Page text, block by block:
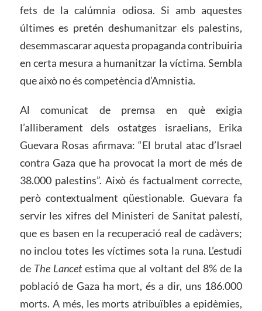
fets de la calúmnia odiosa. Si amb aquestes
últimes es pretén deshumanitzar els palestins,
desemmascarar aquesta propaganda contribuiria
en certa mesura a humanitzar la víctima. Sembla
que això no és competència d’Amnistia.
Al comunicat de premsa en què exigia
l’alliberament dels ostatges israelians, Erika
Guevara Rosas afirmava: “El brutal atac d’Israel
contra Gaza que ha provocat la mort de més de
38.000 palestins”. Això és factualment correcte,
però contextualment qüestionable. Guevara fa
servir les xifres del Ministeri de Sanitat palestí,
que es basen en la recuperació real de cadàvers;
no inclou totes les víctimes sota la runa. L’estudi
de The Lancetestima que al voltant del 8% de la
població de Gaza ha mort, és a dir, uns 186.000
morts. A més, les morts atribuïbles a epidèmies,